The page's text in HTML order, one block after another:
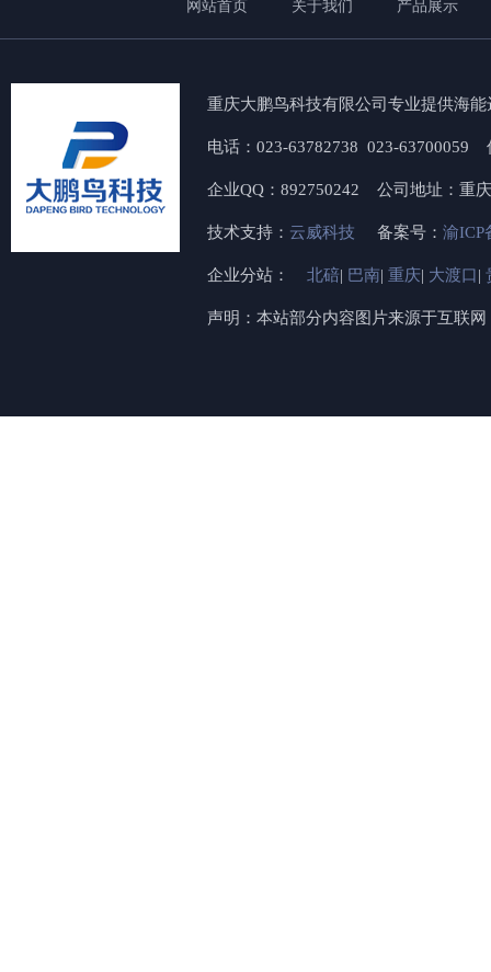
网站首页 关于我们 产品展示
重庆大鹏鸟科技有限公司专业提供海
电话：023-63782738 023-63700059
企业QQ：892750242 公司地址：重
技术支持： 云威科技 备案号： 渝ICP
企业分站： 北碚| 巴南| 重庆| 大渡口 |
声明：本站部分内容图片来源于互联